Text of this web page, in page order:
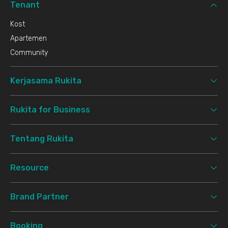
Tenant
Kost
Apartemen
Community
Kerjasama Rukita
Rukita for Business
Tentang Rukita
Resource
Brand Partner
Booking